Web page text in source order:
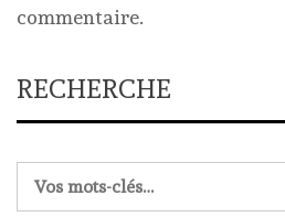
commentaire.
RECHERCHE